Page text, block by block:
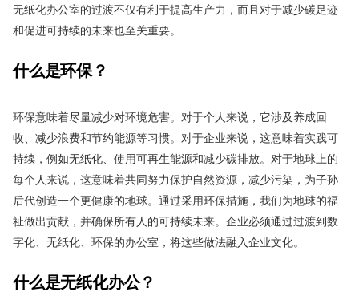
无纸化办公室的过渡不仅有利于提高生产力，而且对于减少碳足迹
和促进可持续的未来也至关重要。
什么是环保？
环保意味着尽量减少对环境危害。对于个人来说，它涉及养成回
收、减少浪费和节约能源等习惯。对于企业来说，这意味着实践可
持续，例如无纸化、使用可再生能源和减少碳排放。对于地球上的
每个人来说，这意味着共同努力保护自然资源，减少污染，为子孙
后代创造一个更健康的地球。通过采用环保措施，我们为地球的福
祉做出贡献，并确保所有人的可持续未来。企业必须通过过渡到数
字化、无纸化、环保的办公室，将这些做法融入企业文化。
什么是无纸化办公？